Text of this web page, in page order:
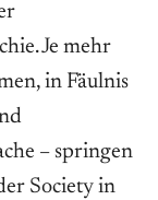
Je mehr
in Fäulnis
– springen
Society in